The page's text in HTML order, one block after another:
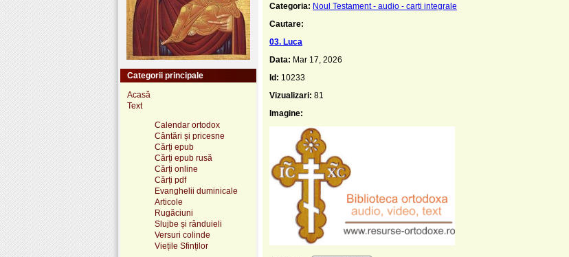
Categoria: Noul Testament - audio - carti integrale
Cautare:
03. Luca
Data: Mar 17, 2026
Id: 10233
Vizualizari: 81
Imagine:
Categorii principale
Acasă
Text
Calendar ortodox
Cântări și pricesne
Cărți epub
Cărți epub rusă
Cărți online
Cărți pdf
Evanghelii duminicale
Articole
Rugăciuni
Slujbe și rânduieli
Versuri colinde
Viețile Sfinților